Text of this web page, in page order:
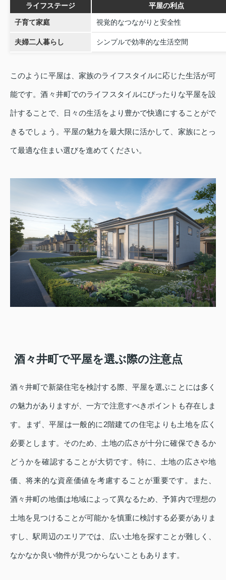
ライフステージ 平屋の利点
子育て家庭 視覚的なつながりと安全性
夫婦二人暮らし シンプルで効率的な生活空間
このように平屋は、家族のライフスタイルに応じた生活が可
能です。酒々井町でのライフスタイルにぴったりな平屋を設
計することで、日々の生活をより豊かで快適にすることがで
きるでしょう。平屋の魅力を最大限に活かして、家族にとっ
て最適な住まい選びを進めてください。
酒々井町で平屋を選ぶ際の注意点
酒々井町で新築住宅を検討する際、平屋を選ぶことには多く
の魅力がありますが、一方で注意すべきポイントも存在しま
す。まず、平屋は一般的に2階建ての住宅よりも土地を広く
必要とします。そのため、土地の広さが十分に確保できるか
どうかを確認することが大切です。特に、土地の広さや地
価、将来的な資産価値を考慮することが重要です。また、
酒々井町の地価は地域によって異なるため、予算内で理想の
土地を見つけることが可能かを慎重に検討する必要がありま
すし、駅周辺のエリアでは、広い土地を探すことが難しく、
なかなか良い物件が見つからないこともあります。